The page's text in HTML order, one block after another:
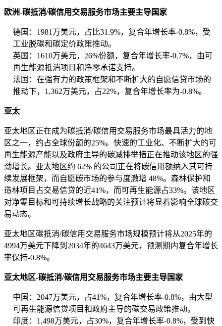
欧洲-碳抵消/碳信用交易服务市场主要主导国家
德国：1981万美元，占比31.9%，复合年增长率-0.8%，受
工业脱碳和碳定价政策推动。
英国：1610万美元，26%份额，复合年增长率-0.7%，由可
再生能源抵消项目和净零承诺支持。
法国：在强有力的政策框架和不断扩大的自愿信贷市场的
推动下，1,362万美元，占22%，复合年增长率为-0.8%。
亚太
亚太地区正在成为碳抵消/碳信用交易服务市场最具活力的地
区之一，约占全球份额的25%。快速的工业化、不断扩大的可
再生能源产能以及政府主导的碳减排举措正在推动该地区的强
劲增长。亚太地区约 62% 的公司正在将碳信用额纳入其可持
续发展框架，而自愿碳市场的参与度激增 48%。森林保护和
造林项目占交易信贷的近41%，而可再生能源占33%。该地区
对净零目标和可持续增长战略的关注预计将显着影响全球碳交
易动态。
亚太地区碳抵消/碳信用交易服务市场规模预计将从2025年的
4994万美元下降到2034年的4643万美元，预测期内复合年增长
率保持-0.8%。
亚太地区-碳抵消/碳信用交易服务市场主要主导国家
中国：2047万美元，占41%，复合年增长率-0.8%，由大型
可再生能源信贷项目和政府主导的碳交易政策推动。
印度：1,498万美元，占30%，复合年增长率-0.8%，受到快